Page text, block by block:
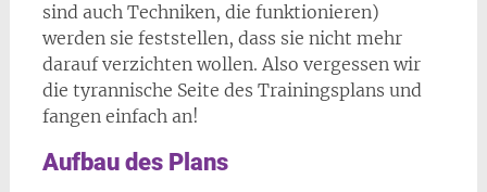
sind auch Techniken, die funktionieren)
werden sie feststellen, dass sie nicht mehr
darauf verzichten wollen. Also vergessen wir
die tyrannische Seite des Trainingsplans und
fangen einfach an!
Aufbau des Plans